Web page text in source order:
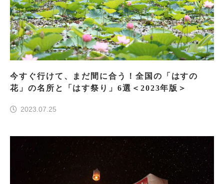
今すぐ行けて、まだ間に合う！全国の「はすの
花」の名所と「はす祭り」6選＜2023年版＞
2023.07.25